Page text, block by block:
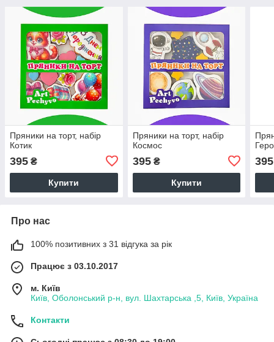
Пряники на торт, набір
Котик
395 ₴
Купити
Пряники на торт, набір
Космос
395₴
Купити
395
Про нас
100% позитивних з 31 відгука за рік
Працює з 03.10.2017
м. Київ
Київ, Оболонський р-н, вул. Шахтарська ,5, Київ, Україна
Контакти